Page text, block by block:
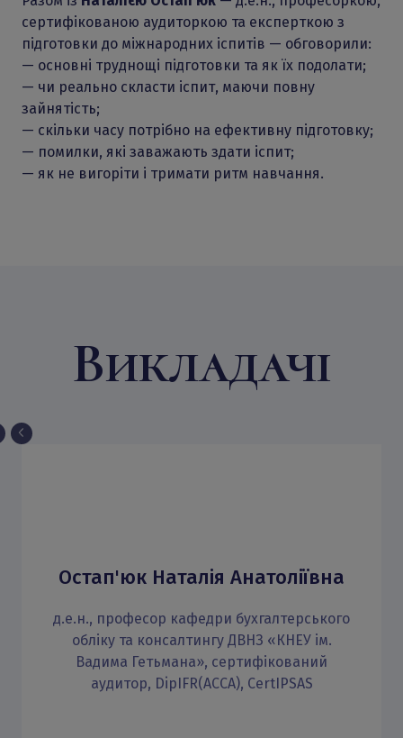
сертифікованою аудиторкою та експерткою з
підготовки до міжнародних іспитів — обговорили:
— основні труднощі підготовки та як їх подолати;
— чи реально скласти іспит, маючи повну
зайнятість;
— скільки часу потрібно на ефективну підготовку;
— помилки, які заважають здати іспит;
— як не вигоріти і тримати ритм навчання.
Викладачі
Остап'юк Наталія Анатоліївна
д.е.н., професор кафедри бухгалтерського
обліку та консалтингу ДВНЗ «КНЕУ ім.
Вадима Гетьмана», сертифікований
аудитор, DipIFR(AССА), CertIPSAS